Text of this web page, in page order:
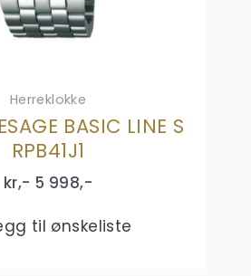
Herreklokke
BASIC LINE S
RPB41J1
kr,- 5 998,-
til ønskeliste